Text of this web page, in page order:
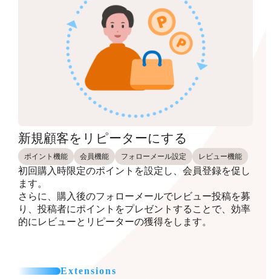
新規顧客をリピーターにする
ポイント機能 会員機能 フォローメール設定 レビュー機能
初回購入時限定のポイントを設定し、会員登録を促し
ます。
さらに、購入後のフォローメールでレビュー投稿を募
り、投稿者にポイントをプレゼントすることで、効率
的にレビューとリピーターの獲得をします。
Extensions